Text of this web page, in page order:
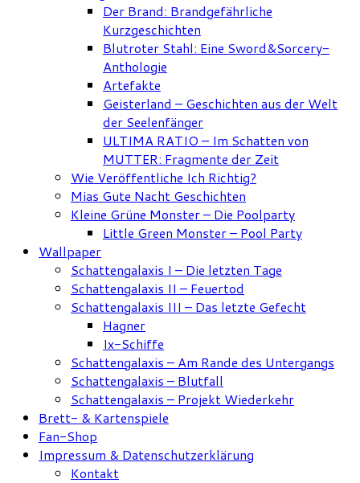
Der Brand: Brandgefährliche
Kurzgeschichten
Blutroter Stahl: Eine Sword&Sorcery-
Anthologie
Artefakte
Geisterland – Geschichten aus der Welt
der Seelenfänger
ULTIMA RATIO – Im Schatten von
MUTTER: Fragmente der Zeit
Wie Veröffentliche Ich Richtig?
Mias Gute Nacht Geschichten
Kleine Grüne Monster – Die Poolparty
Little Green Monster – Pool Party
Wallpaper
Schattengalaxis I – Die letzten Tage
Schattengalaxis II – Feuertod
Schattengalaxis III – Das letzte Gefecht
Hagner
Ix-Schiffe
Schattengalaxis – Am Rande des Untergangs
Schattengalaxis – Blutfall
Schattengalaxis – Projekt Wiederkehr
Brett- & Kartenspiele
Fan-Shop
Impressum & Datenschutzerklärung
Kontakt